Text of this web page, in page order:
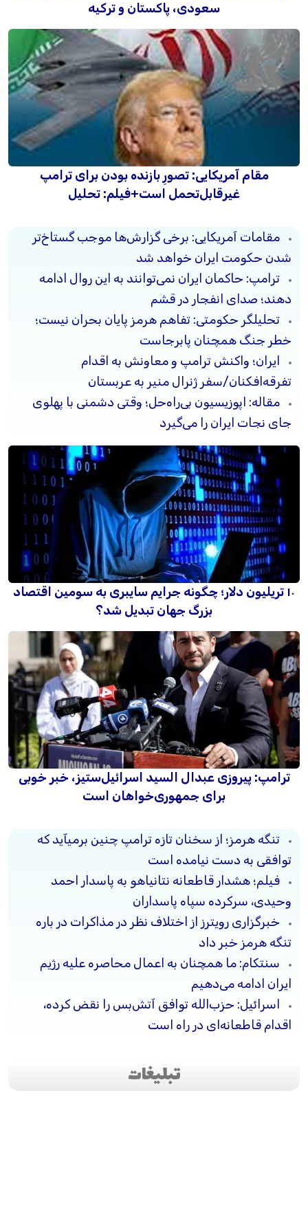
سعودی، پاکستان و ترکیه
مقام آمریکایی: تصورِ بازنده بودن برای ترامپ
غیرقابل‌تحمل است+فیلم: تحلیل
مقامات آمریکایی: برخی گزارش‌ها موجب گستاخ‌تر
شدن حکومت ایران خواهد شد
ترامپ: حاکمان ایران نمی‌توانند به این روال ادامه
دهند؛ صدای انفجار در قشم
تحلیلگر حکومتی: تفاهم هرمز پایان بحران نیست؛
خطر جنگ همچنان پابرجاست
ایران؛ واکنش ترامپ و معاونش به اقدام
تفرقه‌افکنان/سفر ژنرال منیر به عربستان
مقاله: اپوزیسیون بی‌راه‌حل؛ وقتی دشمنی با پهلوی
جای نجات ایران را می‌گیرد
۱۰ تریلیون دلار؛ چگونه جرایم سایبری به سومین اقتصاد
بزرگ جهان تبدیل شد؟
ترامپ: پیروزی عبدال السید اسرائیل‌ستیز، خبر خوبی
برای جمهوری‌خواهان است
تنگه هرمز؛ از سخنان تازه ترامپ چنین برمیآید که
توافقی به دست نیامده است
فیلم؛ هشدار قاطعانه نتانیاهو به پاسدار احمد
وحیدی، سرکرده سپاه پاسداران
خبرگزاری رویترز از اختلاف نظر در مذاکرات در باره
تنگه هرمز خبر داد
سنتکام: ما همچنان به اعمال محاصره علیه رژیم
ایران ادامه می‌دهیم
اسرائیل: حزب‌الله توافق آتش‌بس را نقض کرده،
اقدام قاطعانه‌ای در راه است
تبلیغات